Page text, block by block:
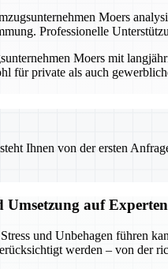
Moers
Professionelle
Moers mit
für private als auch
Ihnen von der ersten
auf Experten
und Unbehagen führen
werden – von der